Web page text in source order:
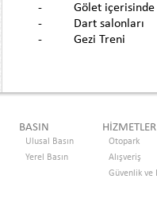
- Gölet içerisinde
- Dart salonları
- Gezi Treni
BASIN
Ulusal Basın
Yerel Basın
HİZMETLER
Otopark
Alışveriş
Güvenlik ve